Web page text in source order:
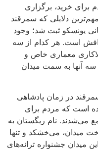
برای خرید، برگزاری
دلایلی که سمرقند
جهانی یونسکو ثبت شد؛ وجود
است. هر کدام از سه
معماری خاص و
آنها به سمت میدان
در زمان پادشاهی
است که مردم برای
می‌شدند. نام ریگستان به
میدان، می‌خشکد و تنها
میدان جشنواره ترانه‌های